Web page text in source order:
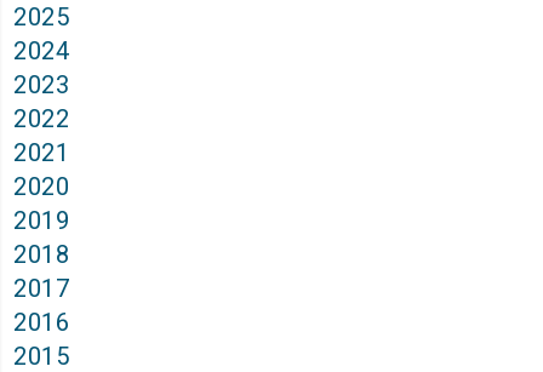
2025
2024
2023
2022
2021
2020
2019
2018
2017
2016
2015